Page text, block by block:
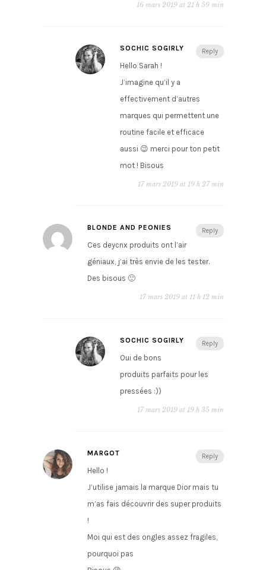
16 mars 2019 at 21 h 59 min
Reply
SOCHIC SOGIRLY
Hello Sarah !
J’imagine qu’il y a
effectivement d’autres
marques qui permettent une
routine facile et efficace
aussi 😉 merci pour ton petit
mot ! Bisous
17 mars 2019 at 19 h 27 min
Reply
BLONDE AND PEONIES
Ces deycnx produits ont l’air
géniaux, j’ai très envie de les tester.
Des bisous 🙂
17 mars 2019 at 11 h 12 min
Reply
SOCHIC SOGIRLY
Oui de bons
produits parfaits pour les
pressées :))
17 mars 2019 at 19 h 35 min
Reply
MARGOT
Hello !
J’utilise jamais la marque Dior mais tu
m’as fais découvrir des super produits
!
Moi qui est des ongles assez fragiles,
pourquoi pas